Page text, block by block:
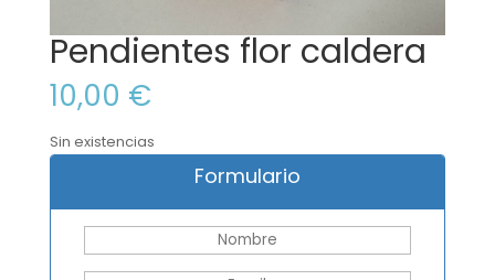
Pendientes flor caldera
10,00 €
Sin existencias
Formulario